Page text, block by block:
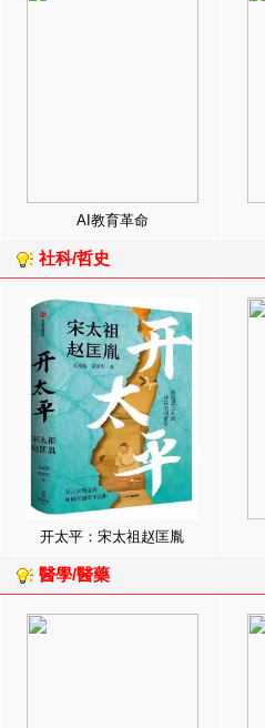
AI教育革命
社科/哲史
开太平：宋太祖赵匡胤
醫學/醫藥